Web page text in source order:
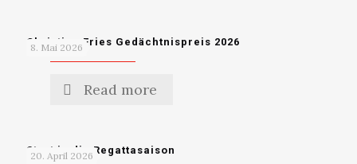
8. Mai 2026
Christian Fries Gedächtnispreis 2026
Read more
20. April 2026
Start in die Regattasaison